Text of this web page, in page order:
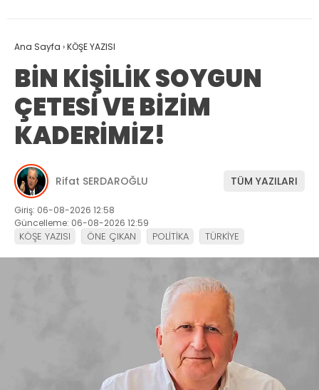
Ana Sayfa ›KÖŞE YAZISI
BİN KİŞİLİK SOYGUN
ÇETESİ VE BİZİM
KADERİMİZ!
Rifat SERDAROĞLU TÜM YAZILARI
Giriş: 06-08-2026 12:58
Güncelleme: 06-08-2026 12:59
KÖŞE YAZISI ÖNE ÇIKAN POLİTİKA TÜRKİYE